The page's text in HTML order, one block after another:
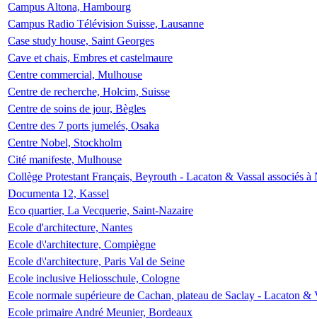
Campus Altona, Hambourg
Campus Radio Télévision Suisse, Lausanne
Case study house, Saint Georges
Cave et chais, Embres et castelmaure
Centre commercial, Mulhouse
Centre de recherche, Holcim, Suisse
Centre de soins de jour, Bègles
Centre des 7 ports jumelés, Osaka
Centre Nobel, Stockholm
Cité manifeste, Mulhouse
Collège Protestant Français, Beyrouth - Lacaton & Vassal associés
Documenta 12, Kassel
Eco quartier, La Vecquerie, Saint-Nazaire
Ecole d'architecture, Nantes
Ecole d\'architecture, Compiègne
Ecole d\'architecture, Paris Val de Seine
Ecole inclusive Heliosschule, Cologne
Ecole normale supérieure de Cachan, plateau de Saclay - Lacaton &
Ecole primaire André Meunier, Bordeaux